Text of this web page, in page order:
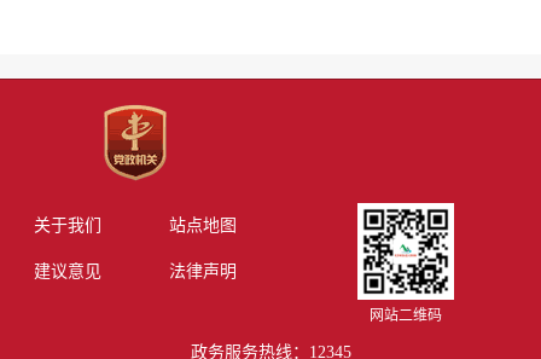
关于我们 站点地图
建议意见 法律声明
网站二维码
政务服务热线：12345